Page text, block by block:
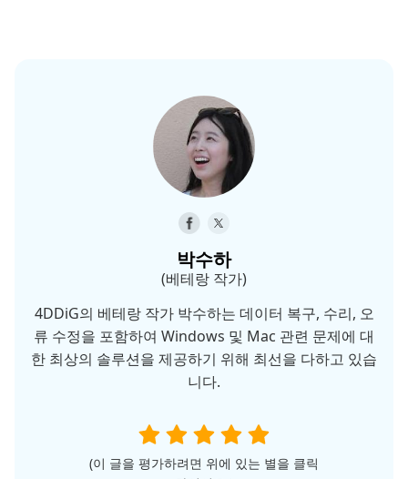
박수하
(베테랑 작가)
4DDiG의 베테랑 작가 박수하는 데이터 복구, 수리, 오
류 수정을 포함하여 Windows 및 Mac 관련 문제에 대
한 최상의 솔루션을 제공하기 위해 최선을 다하고 있습
니다.
(이 글을 평가하려면 위에 있는 별을 클릭